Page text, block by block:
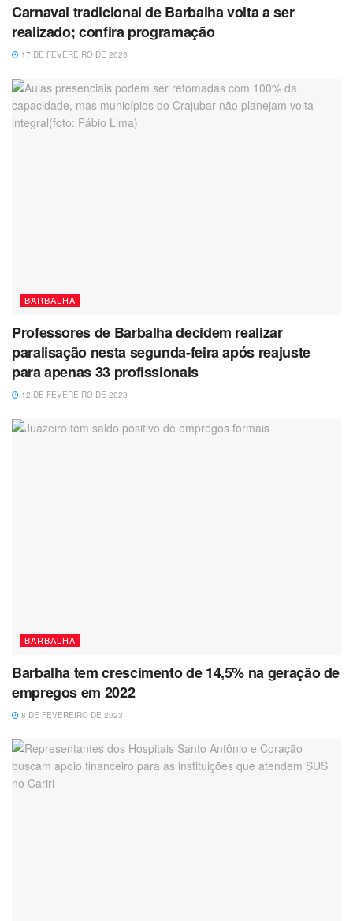
Carnaval tradicional de Barbalha volta a ser
realizado; confira programação
17 DE FEVEREIRO DE 2023
BARBALHA
Professores de Barbalha decidem realizar
paralisação nesta segunda-feira após reajuste
para apenas 33 profissionais
12 DE FEVEREIRO DE 2023
BARBALHA
Barbalha tem crescimento de 14,5% na geração de
empregos em 2022
8 DE FEVEREIRO DE 2023